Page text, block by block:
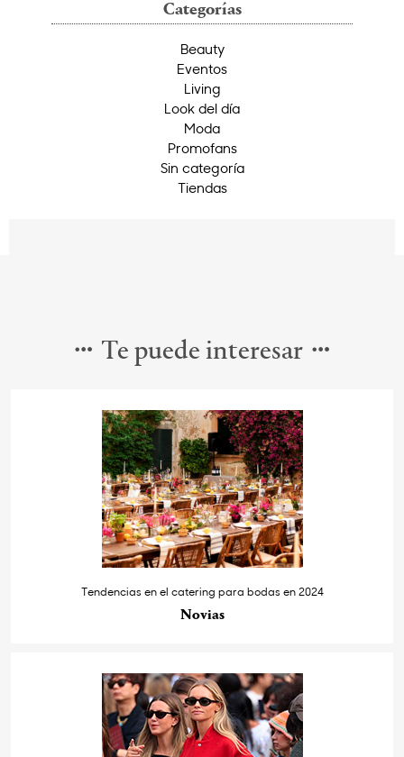
Categorías
Beauty
Eventos
Living
Look del día
Moda
Promofans
Sin categoría
Tiendas
Te puede interesar
Tendencias en el catering para bodas en 2024
Novias